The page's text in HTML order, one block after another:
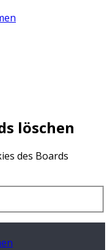
löschen
des Boards